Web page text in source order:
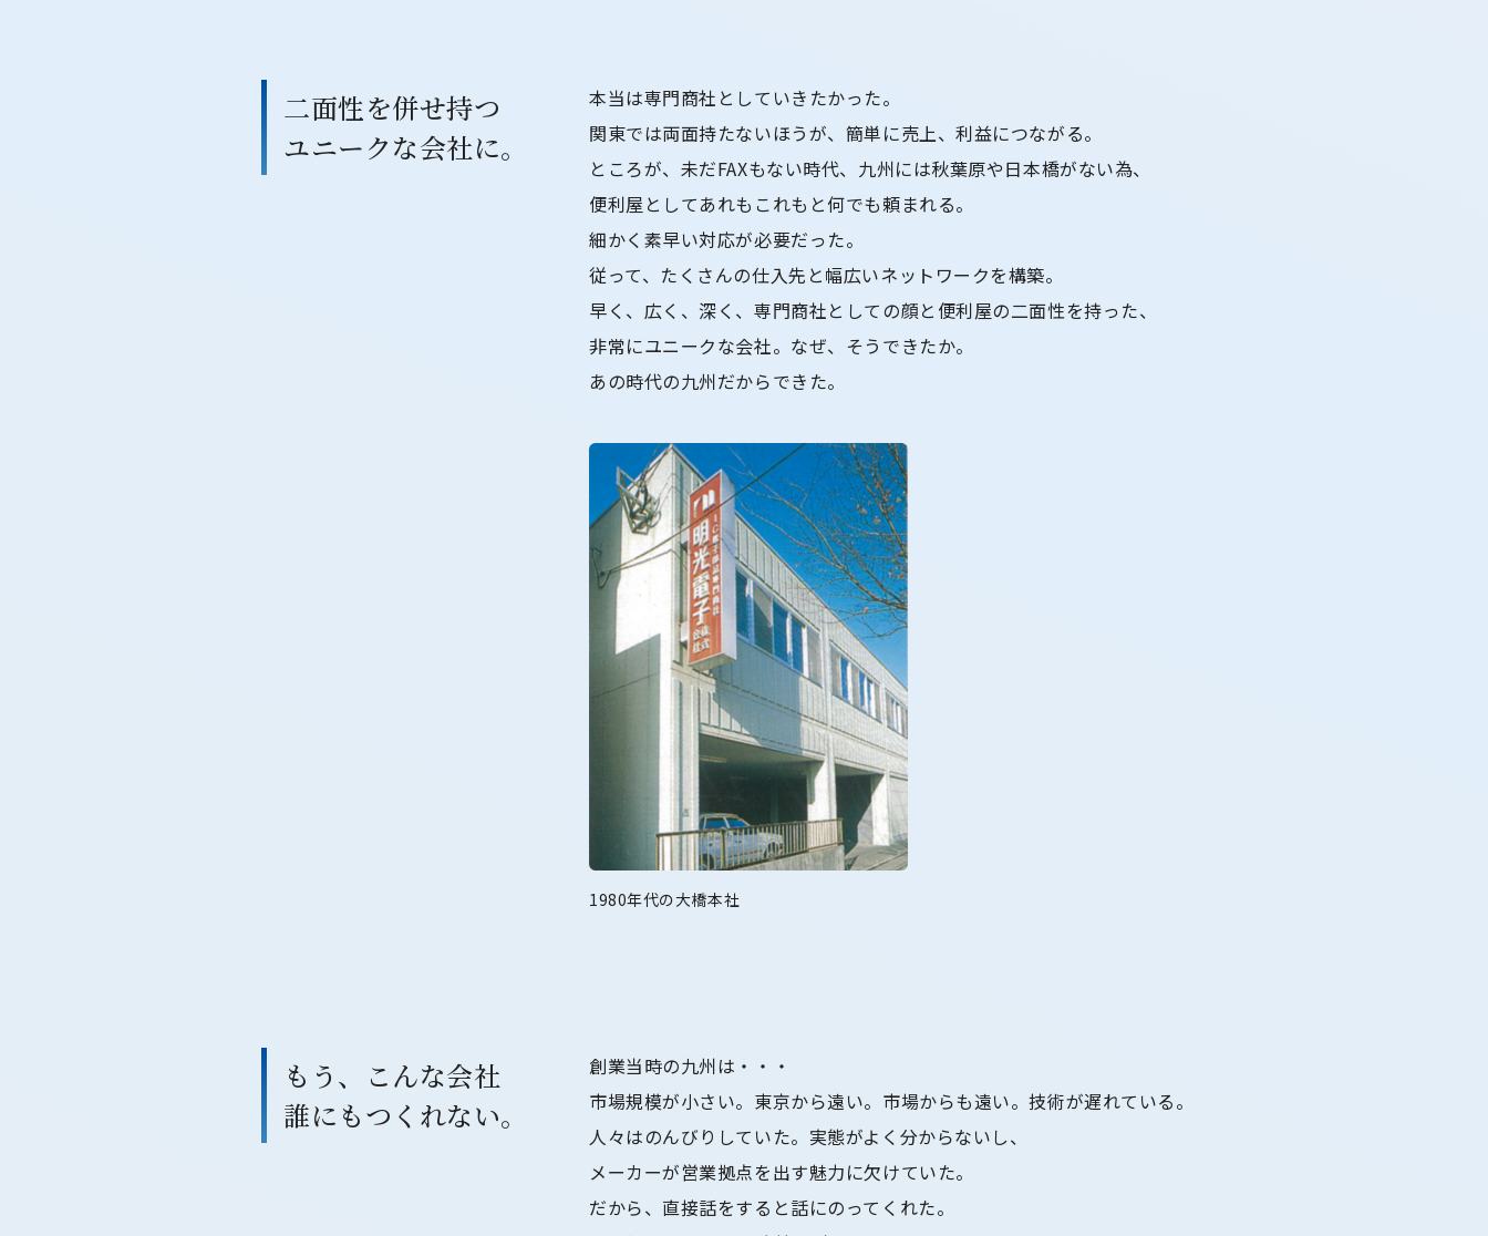
二面性を併せ持つ
ユニークな会社に。
本当は専門商社としていきたかった。
関東では両面持たないほうが、簡単に売上、利益につながる。
ところが、未だFAXもない時代、九州には秋葉原や日本橋がない為、
便利屋としてあれもこれもと何でも頼まれる。
細かく素早い対応が必要だった。
従って、たくさんの仕入先と幅広いネットワークを構築。
早く、広く、深く、専門商社としての顔と便利屋の二面性を持った、
非常にユニークな会社。なぜ、そうできたか。
あの時代の九州だからできた。
1980年代の大橋本社
もう、こんな会社
誰にもつくれない。
創業当時の九州は・・・
市場規模が小さい。東京から遠い。市場からも遠い。技術が遅れている。
人々はのんびりしていた。実態がよく分からないし、
メーカーが営業拠点を出す魅力に欠けていた。
だから、直接話をすると話にのってくれた。